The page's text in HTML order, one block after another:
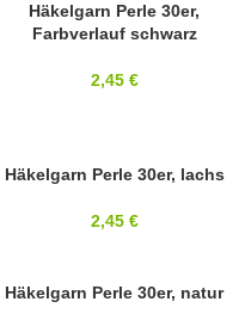
30ER PERLE
Häkelgarn Perle 30er,
Farbverlauf schwarz
2,45 €
30ER PERLE
Häkelgarn Perle 30er, lachs
2,45 €
30ER PERLE
Häkelgarn Perle 30er, natur